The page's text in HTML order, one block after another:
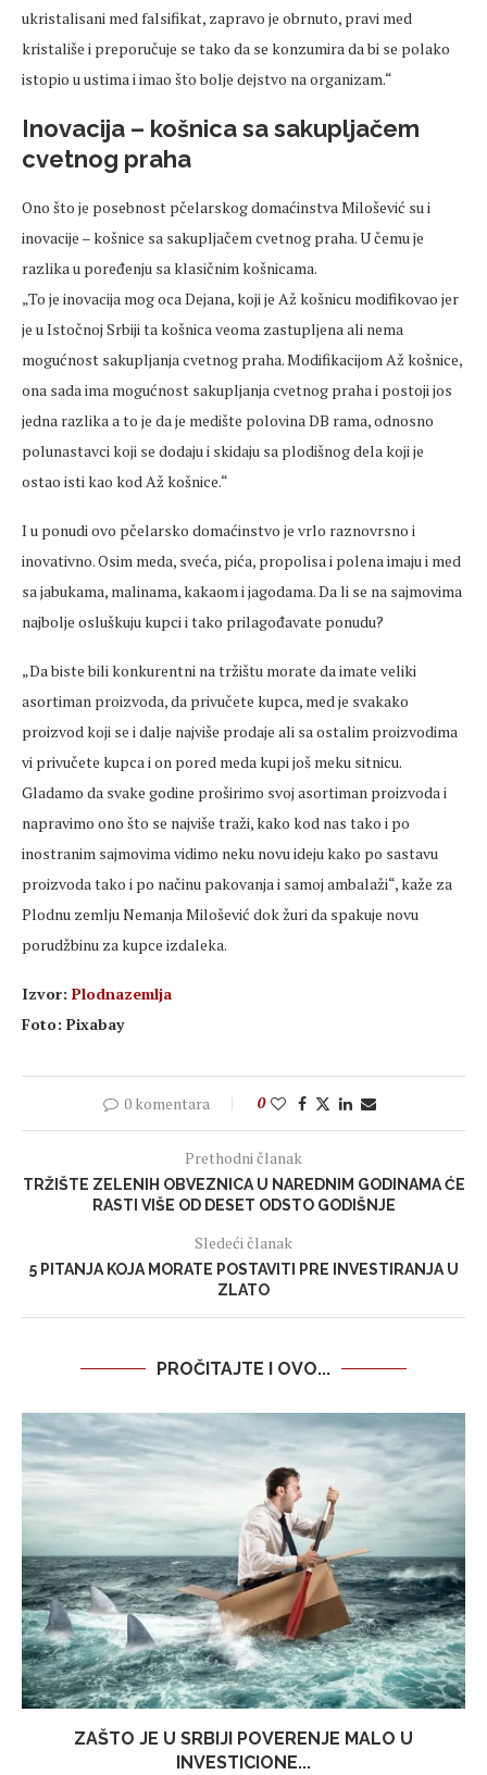
ukristalisani med falsifikat, zapravo je obrnuto, pravi med
kristališe i preporučuje se tako da se konzumira da bi se polako
istopio u ustima i imao što bolje dejstvo na organizam.“
Inovacija – košnica sa sakupljačem
cvetnog praha
Ono što je posebnost pčelarskog domaćinstva Milošević su i
inovacije – košnice sa sakupljačem cvetnog praha. U čemu je
razlika u poređenju sa klasičnim košnicama.
„To je inovacija mog oca Dejana, koji je Až košnicu modifikovao jer
je u Istočnoj Srbiji ta košnica veoma zastupljena ali nema
mogućnost sakupljanja cvetnog praha. Modifikacijom Až košnice,
ona sada ima mogućnost sakupljanja cvetnog praha i postoji jos
jedna razlika a to je da je medište polovina DB rama, odnosno
polunastavci koji se dodaju i skidaju sa plodišnog dela koji je
ostao isti kao kod Až košnice.“
I u ponudi ovo pčelarsko domaćinstvo je vrlo raznovrsno i
inovativno. Osim meda, sveća, pića, propolisa i polena imaju i med
sa jabukama, malinama, kakaom i jagodama. Da li se na sajmovima
najbolje osluškuju kupci i tako prilagođavate ponudu?
„Da biste bili konkurentni na tržištu morate da imate veliki
asortiman proizvoda, da privučete kupca, med je svakako
proizvod koji se i dalje najviše prodaje ali sa ostalim proizvodima
vi privučete kupca i on pored meda kupi još meku sitnicu.
Gladamo da svake godine proširimo svoj asortiman proizvoda i
napravimo ono što se najviše traži, kako kod nas tako i po
inostranim sajmovima vidimo neku novu ideju kako po sastavu
proizvoda tako i po načinu pakovanja i samoj ambalaži“, kaže za
Plodnu zemlju Nemanja Milošević dok žuri da spakuje novu
porudžbinu za kupce izdaleka.
Izvor: Plodnazemlja
Foto: Pixabay
0 komentara 0
Prethodni članak
TRŽIŠTE ZELENIH OBVEZNICA U NAREDNIM GODINAMA ĆE
RASTI VIŠE OD DESET ODSTO GODIŠNJE
Sledeći članak
5 PITANJA KOJA MORATE POSTAVITI PRE INVESTIRANJA U
ZLATO
PROČITAJTE I OVO...
ZAŠTO JE U SRBIJI POVERENJE MALO U
INVESTICIONE...